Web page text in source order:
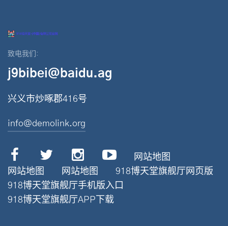
致电我们:
j9bibei@baidu.ag
兴义市炒啄郡416号
info@demolink.org
网站地图
网站地图
网站地图
918博天堂旗舰厅网页版
918博天堂旗舰厅手机版入口
918博天堂旗舰厅APP下载